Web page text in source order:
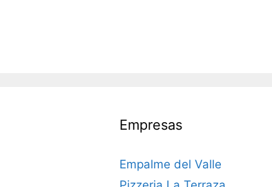
Empresas
Empalme del Valle